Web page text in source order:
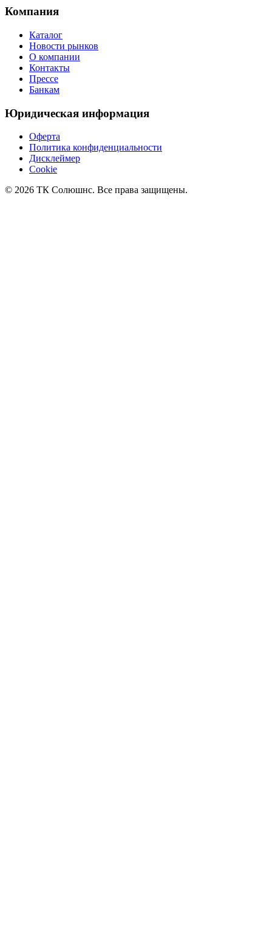
Компания
Каталог
Новости рынков
О компании
Контакты
Прессе
Банкам
Юридическая информация
Оферта
Политика конфиденциальности
Дисклеймер
Cookie
© 2026 ТК Солюшнс. Все права защищены.